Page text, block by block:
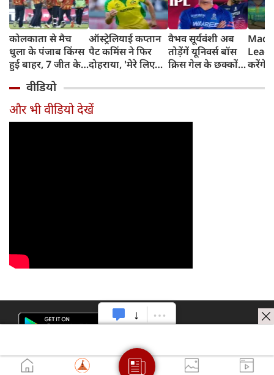
कोलकाता से मैच
धुला के पंजाब किंग्स
हुई बाहर, 7 जीत के
ऑस्ट्रेलियाई कप्तान
पैट कमिंस ने फिर
दोहराया, 'मेरे लिए
वैभव सूर्यवंशी अब
तोड़ेंगें यूनिवर्स बॉस
क्रिस गेल के छक्कों
करेंगे
टीम में
वीडियो
और भी वीडियो देखें